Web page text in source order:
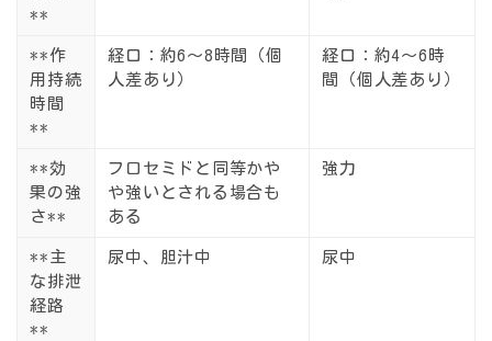
**
**作
用持続
時間
**
経口：約6〜8時間（個
人差あり）
経口：約4〜6時
間（個人差あり）
**効
果の強
さ**
フロセミドと同等かや
や強いとされる場合も
ある
強力
**主
な排泄
経路
**
尿中、胆汁中 尿中